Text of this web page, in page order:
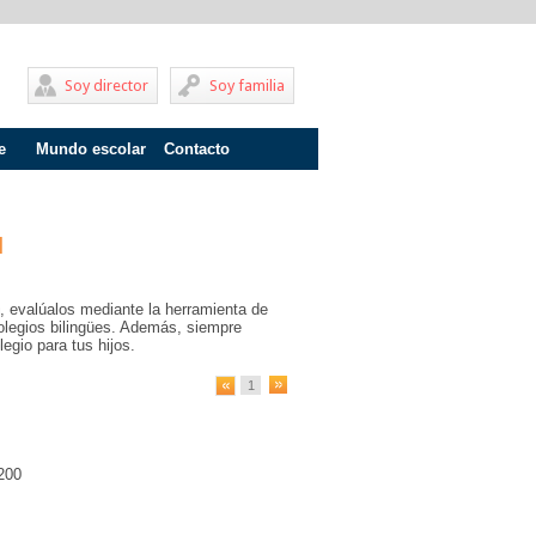
Soy familia
Soy director
Mundo escolar
Fracaso escolar
Acoso escolar
Contacto
evalúalos mediante la herramienta de
bilingües. Además, siempre
para tus hijos.
1